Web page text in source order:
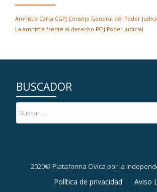
Amnistía Carta CGPJ Consejo General del Poder
La amnistía frente al derecho PCIJ Poder Judicial
BUSCADOR
2020© Plataforma Cívica por la
Política de privacidad Aviso